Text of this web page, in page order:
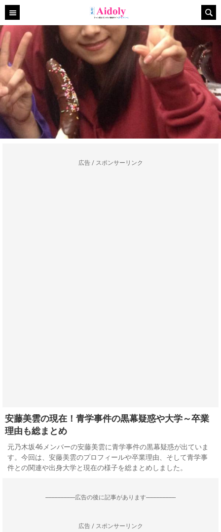
広告 / スポンサーリンク
安藤美雲の現在！青学事件の黒幕疑惑や大学～卒業
理由も総まとめ
元乃木坂46メンバーの安藤美雲に青学事件の黒幕疑惑が出ていま
す。今回は、安藤美雲のプロフィールや卒業理由、そして青学事
件との関連や出身大学と現在の様子を総まとめしました。
--------------------広告の後に記事があります--------------------
広告 / スポンサーリンク